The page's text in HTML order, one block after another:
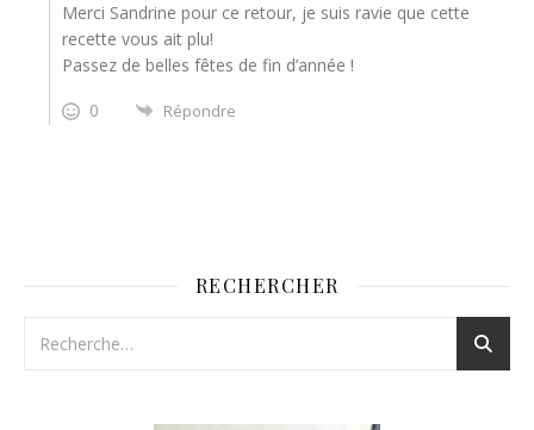
Merci Sandrine pour ce retour, je suis ravie que cette
recette vous ait plu!
Passez de belles fêtes de fin d’année !
0
Répondre
RECHERCHER